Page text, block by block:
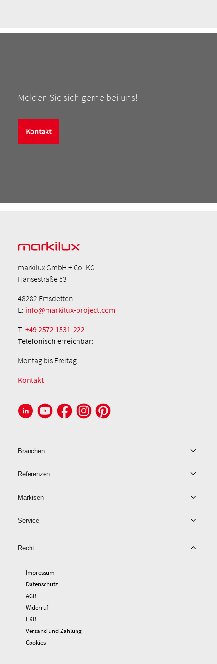
Melden Sie sich gerne bei uns!
Kontakt
markilux GmbH + Co. KG
Hansestraße 53
48282 Emsdetten
E: info@markilux-project.com
T:+49 2572 1531-222
Telefonisch erreichbar:
Montag bis Freitag
Kontakt
Branchen
Referenzen
Markisen
Service
Recht
Impressum
Datenschutz
AGB
Widerruf
EKB
Versand und Zahlung
Cookies